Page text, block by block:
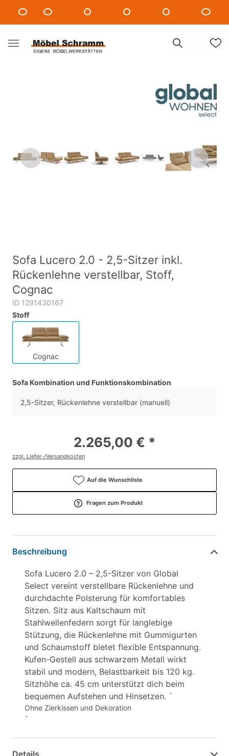
Sofa Lucero 2.0 - 2,5-Sitzer inkl.
Rückenlehne verstellbar, Stoff,
Cognac
ID 1291430167
Stoff
Cognac
Sofa Kombination und Funktionskombination
2,5-Sitzer, Rückenlehne verstellbar (manuell)
2.265,00 € *
zzgl. Liefer-/Versandkosten
Auf die Wunschliste
Fragen zum Produkt
Beschreibung
Sofa Lucero 2.0 – 2,5-Sitzer von Global
Select vereint verstellbare Rückenlehne und
durchdachte Polsterung für komfortables
Sitzen. Sitz aus Kaltschaum mit
Stahlwellenfedern sorgt für langlebige
Stützung, die Rückenlehne mit Gummigurten
und Schaumstoff bietet flexible Entspannung.
Kufen-Gestell aus schwarzem Metall wirkt
stabil und modern, Belastbarkeit bis 120 kg.
Sitzhöhe ca. 45 cm unterstützt dich beim
bequemen Aufstehen und Hinsetzen. `
Ohne Zierkissen und Dekoration
`
Details